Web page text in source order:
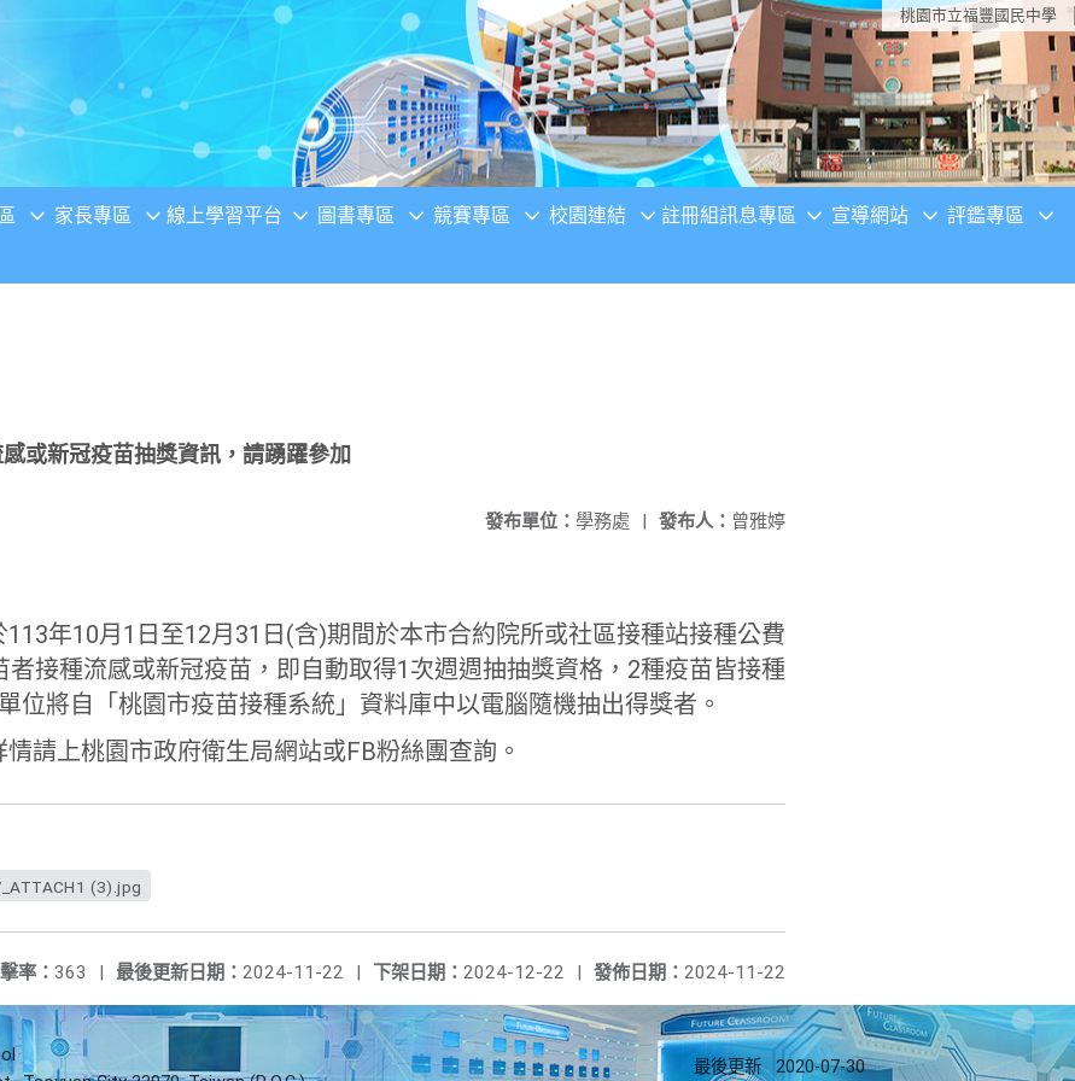
桃園市立福豐國民中學
家長專區 線上學習平台 圖書專區 競賽專區 校園連結 註冊組訊息專區 宣導網站 評鑑專區
或新冠疫苗抽獎資訊，請踴躍參加
發布人： 曾雅婷
發布單位： 學務處 |
年10月1日至12月31日(含)期間於本市合約院所或社區接種站接種公費
者接種流感或新冠疫苗，即自動取得1次週週抽抽獎資格， 2種疫苗皆接種
位將自「 桃園市疫苗接種系統」資料庫中以電腦隨機抽出得獎者。
請上桃園市政府衛生局網站或FB粉絲團查詢。
(3).jpg
發佈日期： 2024-11-22
下架日期： 2024-12-22 |
最後更新日期： 2024-11-22 |
率： 363 |
最後更新 2020-07-30